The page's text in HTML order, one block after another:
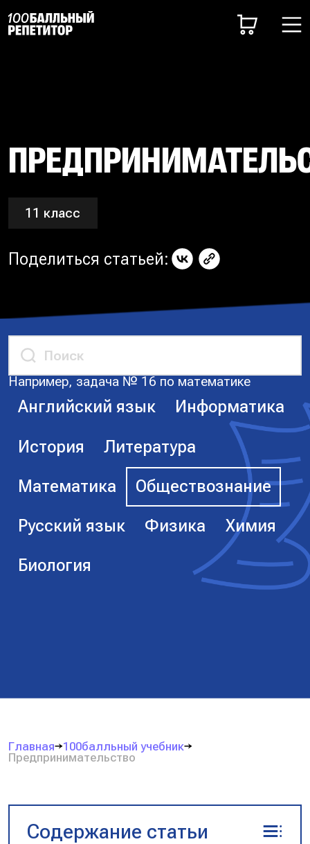
11 класс
Поделиться статьей:
Например, задача № 16 по математике
Английский язык Информатика
История Литература
Математика Обществознание
Русский язык Физика Химия
Биология
Главная
100балльный учебник
Предпринимательство
Содержание статьи